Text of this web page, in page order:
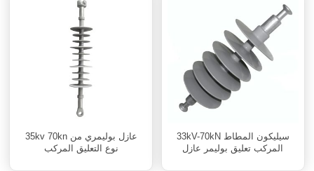
35kv 70kn عازل بوليمري من
نوع التعليق المركب
33kV-70kN سيليكون المطاط
المركب تعليق بوليمر عازل